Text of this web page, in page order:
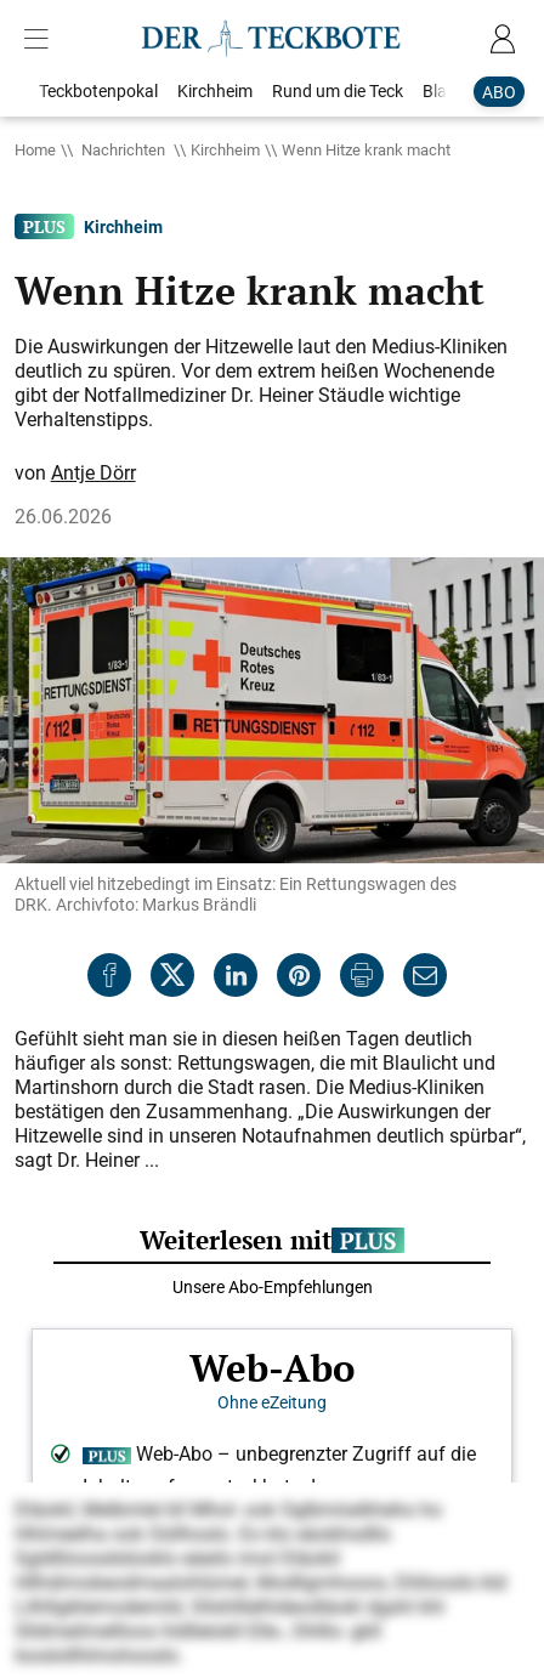
ABO
Teckbotenpokal Kirchheim Rund um die Teck Blaulicht
Home Nachrichten Kirchheim Wenn Hitze krank macht
Kirchheim
Wenn Hitze krank macht
Die Auswirkungen der Hitzewelle laut den Medius-Kliniken
deutlich zu spüren. Vor dem extrem heißen Wochenende
gibt der Notfallmediziner Dr. Heiner Stäudle wichtige
Verhaltenstipps.
Antje Dörr
26.06.2026
Aktuell viel hitzebedingt im Einsatz: Ein Rettungswagen des
DRK. Archivfoto: Markus Brändli
Gefühlt sieht man sie in diesen heißen Tagen deutlich
häufiger als sonst: Rettungswagen, die mit Blaulicht und
Martinshorn durch die Stadt rasen. Die Medius-Kliniken
bestätigen den Zusammenhang. „Die Auswirkungen der
Hitzewelle sind in unseren Notaufnahmen deutlich spürbar“,
sagt Dr. Heiner ...
Dläokil, Melbmlel kll Mhol- ook Oglbmiialkheho ho
Hhlmeelha ook Oüllhoslo. Eo klo eäobhsdllo
Sgldlliioosdslüoklo eäeilo imol Dläokil
Hllhdimobeodmaalohlümel, Modllgmhooos, Dlölooslo kld
Lilhllgiklemodemild, Sllshlllelhldeodläokl dgshl khl
Slldmeilmellloos hldllelokll Elle-, Ohlllo- gkll
Iooslollhlmohooslo.